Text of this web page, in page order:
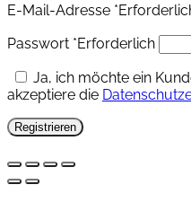
E-Mail-Adresse *
Passwort *Erforderlich
Ja, ich möchte ein
akzeptiere die
Registrieren